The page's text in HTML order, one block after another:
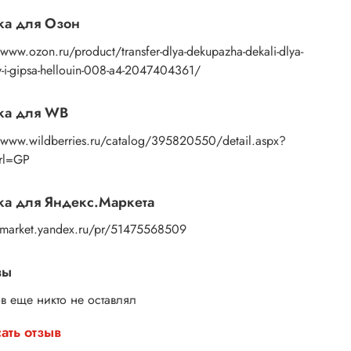
бумажную основу, сдвигаете ее на себя.
остается на изделии. Сразу после нанесения
лишнюю влагу и воздух бумажным полотенцем
сухой ткани. После чего покройте
акриловый лак на водной основе, матовый,
полуглянцевый.
для Озон
product/transfer-dlya-dekupazha-dekali-dlya-
i-gipsa-hellouin-008-a4-2047404361/
для WB
catalog/395820550/detail.aspx?
для Яндекс.Маркета
pr/51475568509
еще никто не оставлял
отзыв